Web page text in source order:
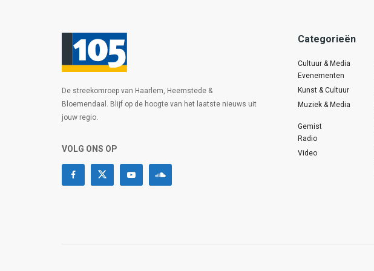
De streekomroep van Haarlem, Heemstede &
Bloemendaal. Blijf op de hoogte van het laatste nieuws uit
jouw regio.
VOLG ONS OP
Categorieën
Cultuur & Media
Evenementen
Kunst & Cultuur
Muziek & Media
Gemist
Radio
Video